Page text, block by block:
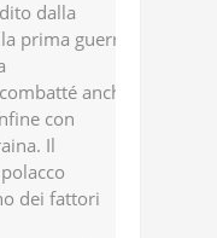
dalla
prima guerra
anche
con
Il
dei fattori